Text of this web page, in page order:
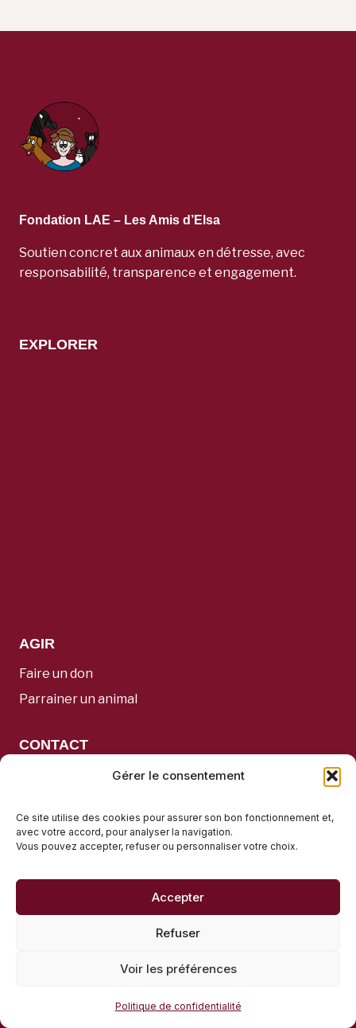
Gérer le consentement
Ce site utilise des cookies pour assurer son bon fonctionnement et,
avec votre accord, pour analyser la navigation.
Vous pouvez accepter, refuser ou personnaliser votre choix.
Accepter
Refuser
Voir les préférences
Politique de confidentialité
Fondation LAE – Les Amis d’Elsa
Soutien concret aux animaux en détresse, avec
responsabilité, transparence et engagement.
EXPLORER
AGIR
Faire un don
Parrainer un animal
CONTACT
Communication & coordination :
Direction :elsa.fondationlae@gmail.com
Adresse postale :
c/o N.A.T. Services SA